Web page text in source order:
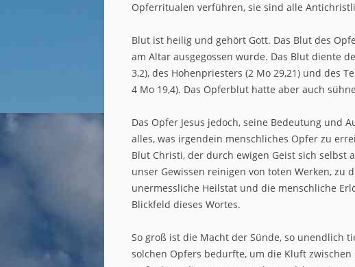
Opferritualen verführen, sie sind alle
Blut ist heilig und gehört Gott. Das Blut des
am Altar ausgegossen wurde. Das Blut diente
3,2), des Hohenpriesters (2 Mo 29,21) und des
4 Mo 19,4). Das Opferblut hatte aber auch
Das Opfer Jesus jedoch, seine Bedeutung und
alles, was irgendein menschliches Opfer zu
Blut Christi, der durch ewigen Geist sich selbst
unser Gewissen reinigen von toten Werken, zu
unermessliche Heilstat und die menschliche
Blickfeld dieses Wortes.
So groß ist die Macht der Sünde, so unendlich
solchen Opfers bedurfte, um die Kluft